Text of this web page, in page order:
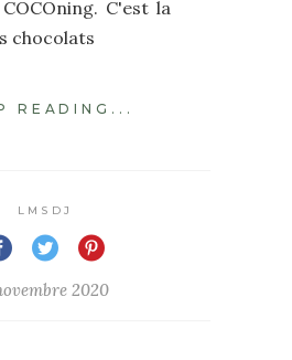
C'est la
chocolats
READING...
LMSDJ
2020